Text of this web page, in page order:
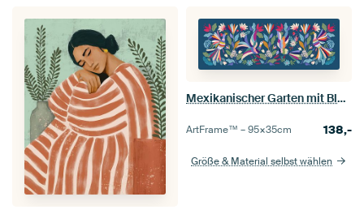
Mexikanischer Garten mit Blumen und Vögeln
ArtFrame™ –95×35cm 138,-
Größe & Material selbst wählen